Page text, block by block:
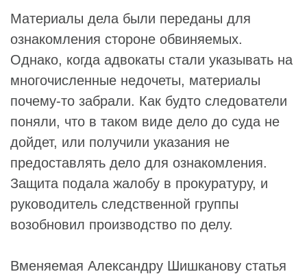
Материалы дела были переданы для
ознакомления стороне обвиняемых.
Однако, когда адвокаты стали указывать на
многочисленные недочеты, материалы
почему-то забрали. Как будто следователи
поняли, что в таком виде дело до суда не
дойдет, или получили указания не
предоставлять дело для ознакомления.
Защита подала жалобу в прокуратуру, и
руководитель следственной группы
возобновил производство по делу.
Вменяемая Александру Шишканову статья